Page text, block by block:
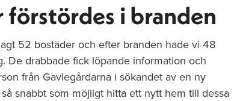
i branden
52 bostäder och efter branden hade vi 48
De drabbade fick löpande information och
från Gavlegårdarna i sökandet av en ny
snabbt som möjligt hitta ett nytt hem till dessa